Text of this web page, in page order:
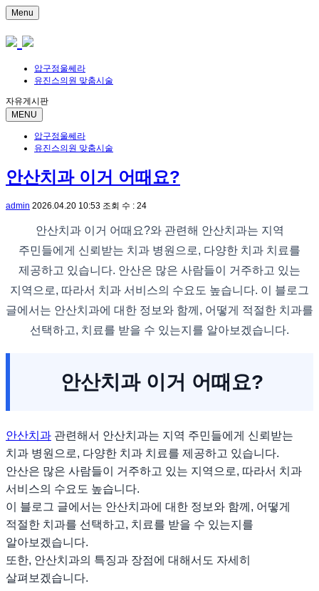
Menu
압구정울쎄라
유진스의원 맞춤시술
자유게시판
MENU
압구정울쎄라
유진스의원 맞춤시술
안산치과 이거 어때요?
admin 2026.04.20 10:53 조회 수 : 24
안산치과 이거 어때요?와 관련해 안산치과는 지역
주민들에게 신뢰받는 치과 병원으로, 다양한 치과 치료를
제공하고 있습니다. 안산은 많은 사람들이 거주하고 있는
지역으로, 따라서 치과 서비스의 수요도 높습니다. 이 블로그
글에서는 안산치과에 대한 정보와 함께, 어떻게 적절한 치과를
선택하고, 치료를 받을 수 있는지를 알아보겠습니다.
안산치과 이거 어때요?
안산치과 관련해서 안산치과는 지역 주민들에게 신뢰받는
치과 병원으로, 다양한 치과 치료를 제공하고 있습니다.
안산은 많은 사람들이 거주하고 있는 지역으로, 따라서 치과
서비스의 수요도 높습니다.
이 블로그 글에서는 안산치과에 대한 정보와 함께, 어떻게
적절한 치과를 선택하고, 치료를 받을 수 있는지를
알아보겠습니다.
또한, 안산치과의 특징과 장점에 대해서도 자세히
살펴보겠습니다.